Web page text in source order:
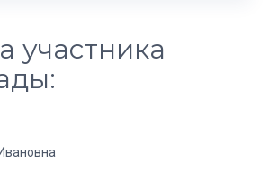
участника